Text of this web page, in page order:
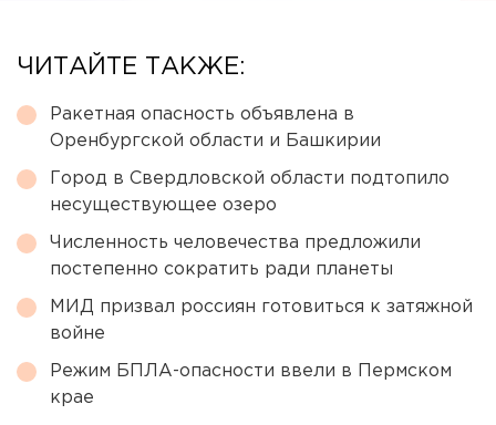
ЧИТАЙТЕ ТАКЖЕ:
Ракетная опасность объявлена в
Оренбургской области и Башкирии
Город в Свердловской области подтопило
несуществующее озеро
Численность человечества предложили
постепенно сократить ради планеты
МИД призвал россиян готовиться к затяжной
войне
Режим БПЛА-опасности ввели в Пермском
крае